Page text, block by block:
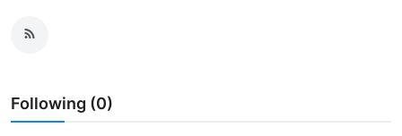
Seni
Usadha
Following (0)